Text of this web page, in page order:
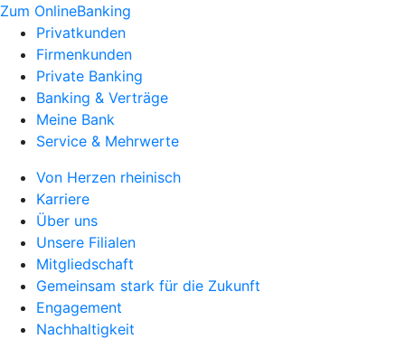
Zum OnlineBanking
Privatkunden
Firmenkunden
Private Banking
Banking & Verträge
Meine Bank
Service & Mehrwerte
Von Herzen rheinisch
Karriere
Über uns
Unsere Filialen
Mitgliedschaft
Gemeinsam stark für die Zukunft
Engagement
Nachhaltigkeit